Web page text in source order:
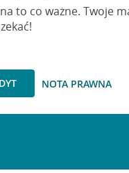
to co ważne. Twoje
NOTA PRAWNA